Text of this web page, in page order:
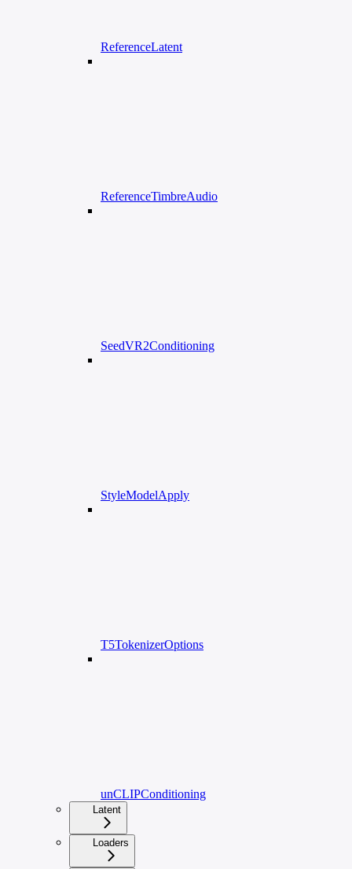
ReferenceLatent
ReferenceTimbreAudio
SeedVR2Conditioning
StyleModelApply
T5TokenizerOptions
unCLIPConditioning
Latent
Loaders